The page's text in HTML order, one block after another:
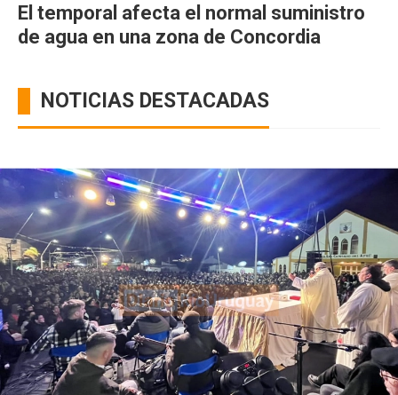
El temporal afecta el normal suministro
de agua en una zona de Concordia
NOTICIAS DESTACADAS